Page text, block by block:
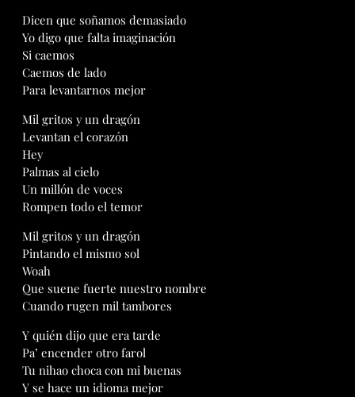
Dicen que soñamos demasiado
Yo digo que falta imaginación
Si caemos
Caemos de lado
Para levantarnos mejor
Mil gritos y un dragón
Levantan el corazón
Hey
Palmas al cielo
Un millón de voces
Rompen todo el temor
Mil gritos y un dragón
Pintando el mismo sol
Woah
Que suene fuerte nuestro nombre
Cuando rugen mil tambores
Y quién dijo que era tarde
Pa’ encender otro farol
Tu nihao choca con mi buenas
Y se hace un idioma mejor